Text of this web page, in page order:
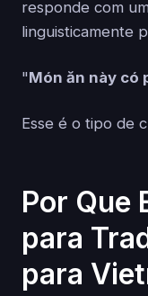
responde com
linguisticamente
"Món ăn này có
Esse é o tipo de
Por Que
para
para